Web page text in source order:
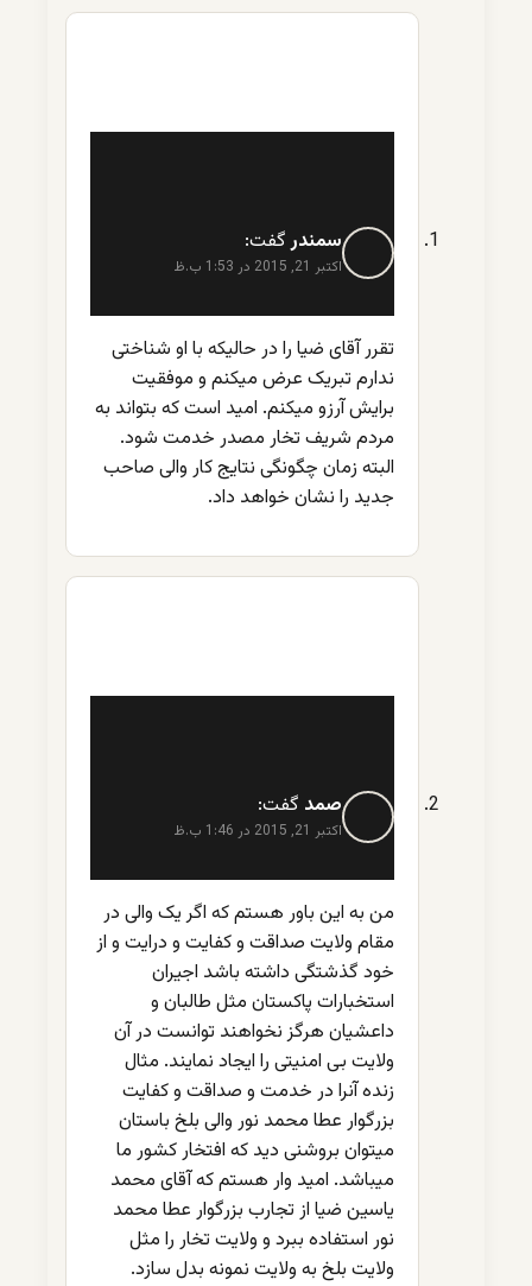
سمندر گفت:
اکتبر 21, 2015 در 1:53 ب.ظ
تقرر آقای ضیا را در حالیکه با او شناختی
ندارم تبریک عرض میکنم و موفقیت
برایش آرزو میکنم. امید است که بتواند به
مردم شریف تخار مصدر خدمت شود.
البته زمان چگونگی نتایج کار والی صاحب
جدید را نشان خواهد داد.
صمد گفت:
اکتبر 21, 2015 در 1:46 ب.ظ
من به این باور هستم که اگر یک والی در
مقام ولایت صداقت و کفایت و درایت و از
خود گذشتگی داشته باشد اجیران
استخبارات پاکستان مثل طالبان و
داعشیان هرگز نخواهند توانست در آن
ولایت بی امنیتی را ایجاد نمایند. مثال
زنده آنرا در خدمت و صداقت و کفایت
بزرگوار عطا محمد نور والی بلخ باستان
میتوان بروشنی دید که افتخار کشور ما
میباشد. امید وار هستم که آقای محمد
یاسین ضیا از تجارب بزرگوار عطا محمد
نور استفاده ببرد و ولایت تخار را مثل
ولایت بلخ به ولایت نمونه بدل سازد.